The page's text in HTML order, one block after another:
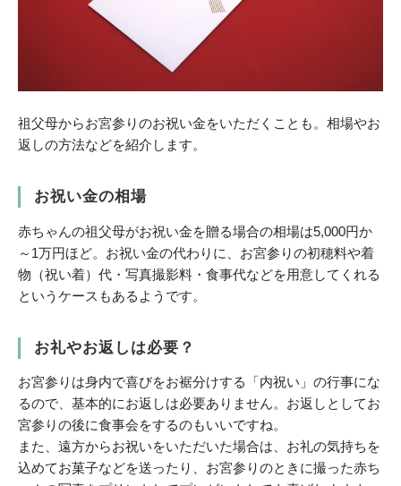
祖父母からお宮参りのお祝い金をいただくことも。相場やお
返しの方法などを紹介します。
お祝い金の相場
赤ちゃんの祖父母がお祝い金を贈る場合の相場は5,000円か
～1万円ほど。お祝い金の代わりに、お宮参りの初穂料や着
物（祝い着）代・写真撮影料・食事代などを用意してくれる
というケースもあるようです。
お礼やお返しは必要？
お宮参りは身内で喜びをお裾分けする「内祝い」の行事にな
るので、基本的にお返しは必要ありません。お返しとしてお
宮参りの後に食事会をするのもいいですね。
また、遠方からお祝いをいただいた場合は、お礼の気持ちを
込めてお菓子などを送ったり、お宮参りのときに撮った赤ち